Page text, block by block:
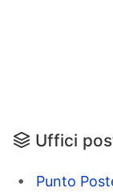
Uffici
Punto